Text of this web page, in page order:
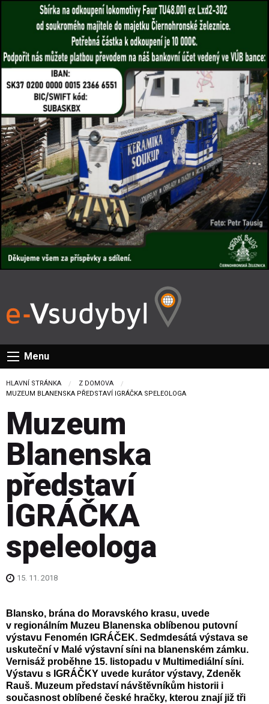
Menu
HLAVNÍ STRÁNKA
Z DOMOVA
CURRENT:
MUZEUM BLANENSKA PŘEDSTAVÍ IGRÁČKA SPELEOLOGA
Muzeum
Blanenska
představí
IGRÁČKA
speleologa
15. 11. 2018
Blansko, brána do Moravského krasu, uvede
v regionálním Muzeu Blanenska oblíbenou putovní
výstavu Fenomén IGRÁČEK. Sedmdesátá výstava se
uskuteční v Malé výstavní síni na blanenském zámku.
Vernisáž proběhne 15. listopadu v Multimediální síni.
Výstavu s IGRÁČKY uvede kurátor výstavy, Zdeněk
Rauš. Muzeum představí návštěvníkům historii i
současnost oblíbené české hračky, kterou znají již tři